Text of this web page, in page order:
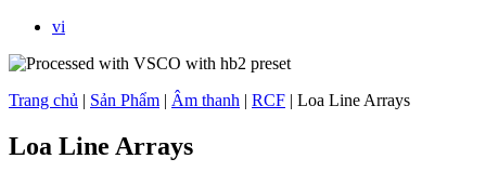
vi
Trang chủ | Sản Phẩm | Âm thanh | RCF | Loa Line Arrays
Loa Line Arrays